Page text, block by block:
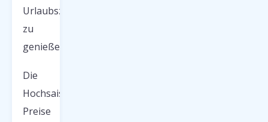
Urlaubszeit
zu
genießen.
Die
Hochsaison-
Preise